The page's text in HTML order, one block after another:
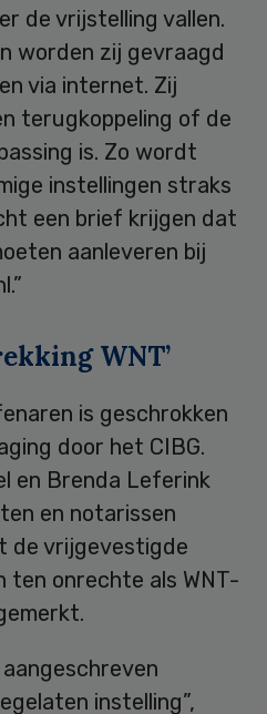
de vrijstelling vallen.
worden zij gevraagd
via internet. Zij
terugkoppeling of de
is. Zo wordt
instellingen straks
een brief krijgen dat
aanleveren bij
WNT’
is geschrokken
door het CIBG.
en Brenda Leferink
en notarissen
de vrijgevestigde
ten onrechte als WNT-
instelling”,